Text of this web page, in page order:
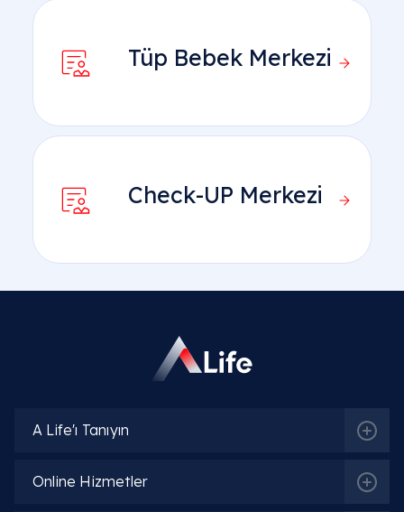
Tüp Bebek Merkezi
Check-UP Merkezi
A Life'ı Tanıyın
Online Hizmetler